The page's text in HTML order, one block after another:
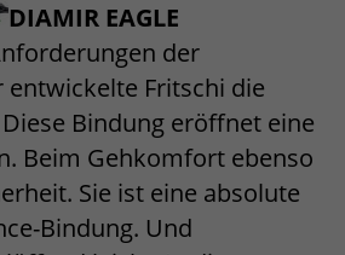
DIAMIR EAGLE
der
Fritschi die
Bindung eröffnet eine
Beim Gehkomfort ebenso
Sie ist eine absolute
Bindung. Und